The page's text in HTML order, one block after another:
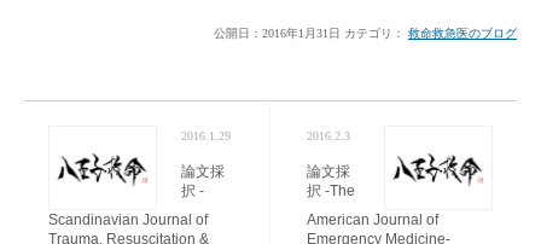
公開日： 2016年1月31日 カテゴリ： 救命救急医のブログ
2016.1.29
論文採
択 -
Scandinavian Journal of
Trauma, Resuscitation &
2016.2.3
論文採
択 -The
American Journal of
Emergency Medicine-